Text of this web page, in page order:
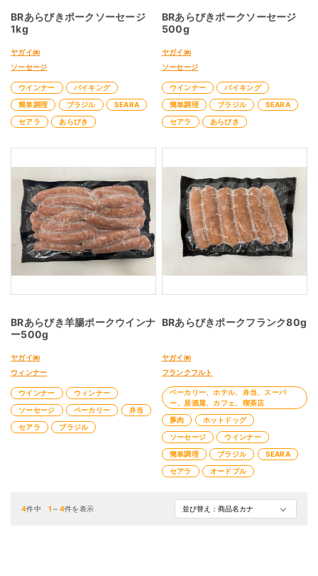
BRあらびきポークソーセージ
1kg
ヤガイ㈱
ソーセージ
ウインナー
バイキング
簡単調理
ブラジル
SEARA
セアラ
あらびき
BRあらびきポークソーセージ
500g
ヤガイ㈱
ソーセージ
ウインナー
バイキング
簡単調理
ブラジル
SEARA
セアラ
あらびき
BRあらびき羊腸ポークウインナ
ー500g
ヤガイ㈱
ウィンナー
ウインナー
ウィンナー
ソーセージ
ベーカリー
弁当
セアラ
ブラジル
BRあらびきポークフランク80g
ヤガイ㈱
フランクフルト
ベーカリー、ホテル、弁当、スーパ
ー、居酒屋、カフェ、喫茶店
豚肉
ホットドッグ
ソーセージ
ウインナー
簡単調理
ブラジル
SEARA
セアラ
オードブル
4件中1 ～ 4件を表示